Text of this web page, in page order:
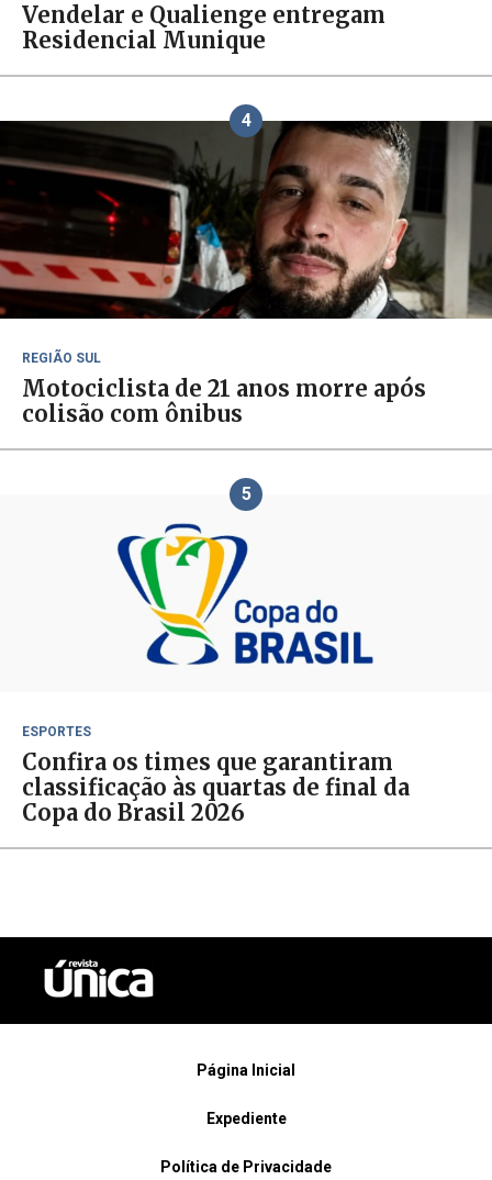
Vendelar e Qualienge entregam
Residencial Munique
4
REGIÃO SUL
Motociclista de 21 anos morre após
colisão com ônibus
5
ESPORTES
Confira os times que garantiram
classificação às quartas de final da
Copa do Brasil 2026
Página Inicial
Expediente
Política de Privacidade